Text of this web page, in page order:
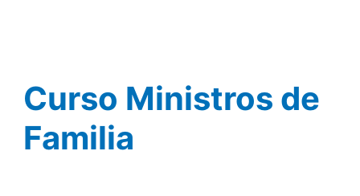
Curso Ministros de
Familia